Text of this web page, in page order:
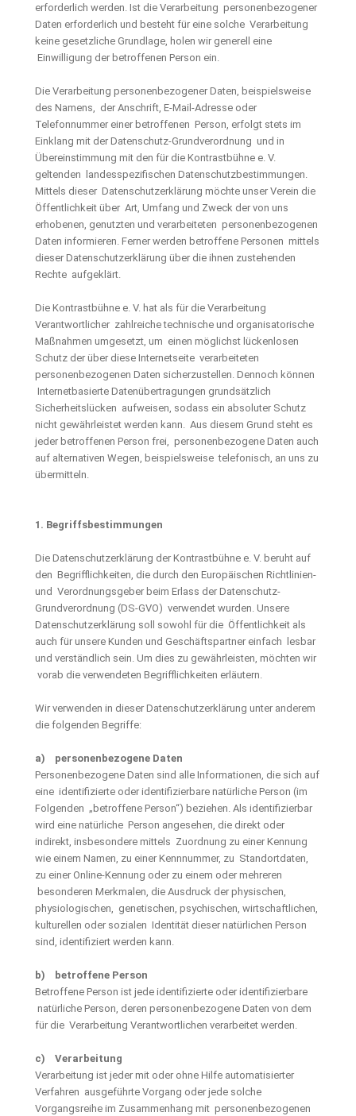
erforderlich werden. Ist die Verarbeitung personenbezogener
Daten erforderlich und besteht für eine solche Verarbeitung
keine gesetzliche Grundlage, holen wir generell eine
Einwilligung der betroffenen Person ein.
Die Verarbeitung personenbezogener Daten, beispielsweise
des Namens, der Anschrift, E-Mail-Adresse oder
Telefonnummer einer betroffenen Person, erfolgt stets im
Einklang mit der Datenschutz-Grundverordnung und in
Übereinstimmung mit den für die Kontrastbühne e. V.
geltenden landesspezifischen Datenschutzbestimmungen.
Mittels dieser Datenschutzerklärung möchte unser Verein die
Öffentlichkeit über Art, Umfang und Zweck der von uns
erhobenen, genutzten und verarbeiteten personenbezogenen
Daten informieren. Ferner werden betroffene Personen mittels
dieser Datenschutzerklärung über die ihnen zustehenden
Rechte aufgeklärt.
Die Kontrastbühne e. V. hat als für die Verarbeitung
Verantwortlicher zahlreiche technische und organisatorische
Maßnahmen umgesetzt, um einen möglichst lückenlosen
Schutz der über diese Internetseite verarbeiteten
personenbezogenen Daten sicherzustellen. Dennoch können
Internetbasierte Datenübertragungen grundsätzlich
Sicherheitslücken aufweisen, sodass ein absoluter Schutz
nicht gewährleistet werden kann. Aus diesem Grund steht es
jeder betroffenen Person frei, personenbezogene Daten auch
auf alternativen Wegen, beispielsweise telefonisch, an uns zu
übermitteln.
1. Begriffsbestimmungen
Die Datenschutzerklärung der Kontrastbühne e. V. beruht auf
den Begrifflichkeiten, die durch den Europäischen Richtlinien-
und Verordnungsgeber beim Erlass der Datenschutz-
Grundverordnung (DS-GVO) verwendet wurden. Unsere
Datenschutzerklärung soll sowohl für die Öffentlichkeit als
auch für unsere Kunden und Geschäftspartner einfach lesbar
und verständlich sein. Um dies zu gewährleisten, möchten wir
vorab die verwendeten Begrifflichkeiten erläutern.
Wir verwenden in dieser Datenschutzerklärung unter anderem
die folgenden Begriffe:
a) personenbezogene Daten
Personenbezogene Daten sind alle Informationen, die sich auf
eine identifizierte oder identifizierbare natürliche Person (im
Folgenden „betroffene Person“) beziehen. Als identifizierbar
wird eine natürliche Person angesehen, die direkt oder
indirekt, insbesondere mittels Zuordnung zu einer Kennung
wie einem Namen, zu einer Kennnummer, zu Standortdaten,
zu einer Online-Kennung oder zu einem oder mehreren
besonderen Merkmalen, die Ausdruck der physischen,
physiologischen, genetischen, psychischen, wirtschaftlichen,
kulturellen oder sozialen Identität dieser natürlichen Person
sind, identifiziert werden kann.
b) betroffene Person
Betroffene Person ist jede identifizierte oder identifizierbare
natürliche Person, deren personenbezogene Daten von dem
für die Verarbeitung Verantwortlichen verarbeitet werden.
c) Verarbeitung
Verarbeitung ist jeder mit oder ohne Hilfe automatisierter
Verfahren ausgeführte Vorgang oder jede solche
Vorgangsreihe im Zusammenhang mit personenbezogenen